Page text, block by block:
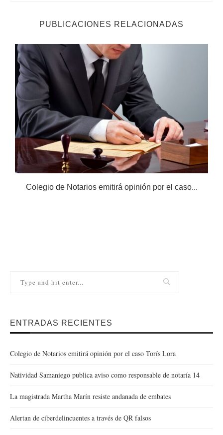
PUBLICACIONES RELACIONADAS
Colegio de Notarios emitirá opinión por el caso...
ENTRADAS RECIENTES
Colegio de Notarios emitirá opinión por el caso Torís Lora
Natividad Samaniego publica aviso como responsable de notaría 14
La magistrada Martha Marín resiste andanada de embates
Alertan de ciberdelincuentes a través de QR falsos